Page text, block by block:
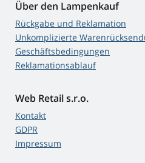
Über den Lampenkauf
Rückgabe und Reklamation
Unkomplizierte
Geschäftsbedingungen
Reklamationsablauf
Web Retail s.r.o.
Kontakt
GDPR
Impressum